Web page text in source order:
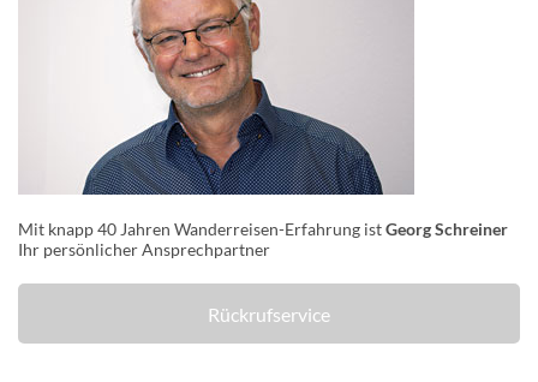
Mit knapp 40 Jahren Wanderreisen-Erfahrung istGeorg Schreiner
Ihr persönlicher Ansprechpartner
Rückrufservice